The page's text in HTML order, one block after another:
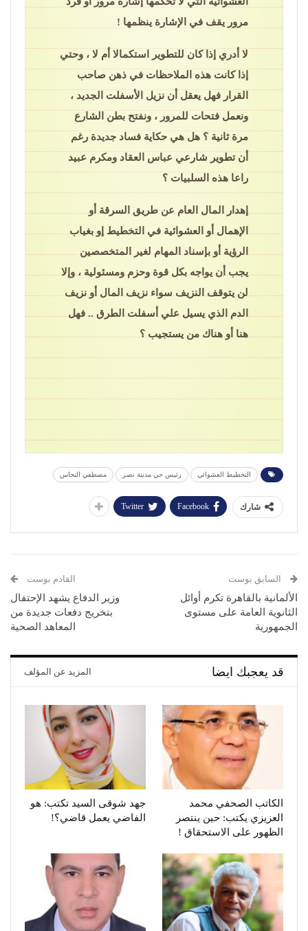
مرور يقف في الإشارة ينظمها !
لا أدري إذا كان للتطوير استكمالا أم لا ، وحتي
إذا كانت هذه الملاحظات في ذهن صاحب
القرار فهل يعقل أن نزيل الأسفلت الجديد ،
ونعمل فتحات للمرور ، ونفتح بطن الشارع
مرة ثانية ؟ هل هي حكاية فساد جديدة رغم
أن تطوير شارعي عباس العقاد ومكرم عبيد
راعا هذه السلبيات ؟
إهدار المال العام عن طريق السرقة أو
الإهمال أو العشوائية في التخطيط إو بغياب
الرؤية أو بإسناد المهام لغير المتخصصين
يجب أن يواجه بكل قوة وحزم ومسئولية ، وإلا
لن يتوقف النزيف سواء نزيف المال أو نزيف
الدم الذي يسيل علي أسفلت الطرق .. فهل
هنا أو هناك من يستجيب ؟
التخطيط العشوائي رئيس حي مدينة نصر مصطفي النحاس
شارك Facebook
Twitter
السابق بوست
الألمانية بالقاهرة تكرم أوائل
الثانوية العامة على مستوى
الجمهورية
القادم بوست
وزير الدفاع يشهد الإحتفال
بتخريج دفعات جديدة من
المعاهد الصحية
قد يعجبك ايضا المزيد عن المؤلف
الكاتب الصحفي محمد
العزيزي يكتب: حين ينتصر
الظهور على الاستحقاق !
جهد شوقى السيد تكتب: هو
الفاضي يعمل قاضي؟!